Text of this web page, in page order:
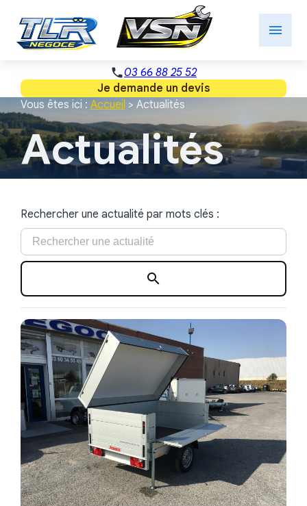
menu
phone03 66 88 25 52
Je demande un devis
Vous êtes ici : Accueil > Actualités
Actualités
Rechercher une actualité par mots clés :